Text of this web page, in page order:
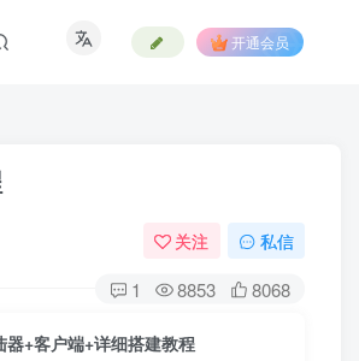
开通会员
关注 私信
1 8853 8068
+客户端+详细搭建教程